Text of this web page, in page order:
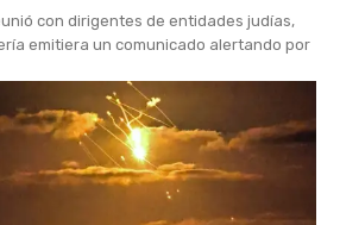
con dirigentes de entidades judías,
emitiera un comunicado alertando por